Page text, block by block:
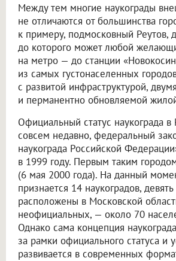
Между тем многие наукограды
не отличаются от большинства
к примеру, подмосковный Реутов,
до которого может любой
на метро — до станции
из самых густонаселенных
с развитой инфраструктурой,
и перманентно обновляемой
Официальный статус наукограда в
совсем недавно, федеральный
наукограда Российской
в 1999 году. Первым таким
(6 мая 2000 года). На данный
признается 14 наукоградов,
расположены в Московской
неофициальных, — около 70
Однако сама концепция
за рамки официального статуса и
развивается в современных